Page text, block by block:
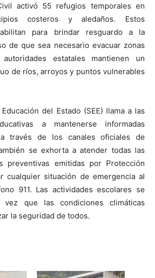
activó 55 refugios temporales en
costeros y aledaños. Estos
para brindar resguardo a la
de que sea necesario evacuar zonas
estatales mantienen un
de ríos, arroyos y puntos vulnerables
del Estado (SEE) llama a las
a mantenerse informadas
a través de los canales oficiales de
se exhorta a atender todas las
preventivas emitidas por Protección
cualquier situación de emergencia al
911. Las actividades escolares se
vez que las condiciones climáticas
la seguridad de todos.